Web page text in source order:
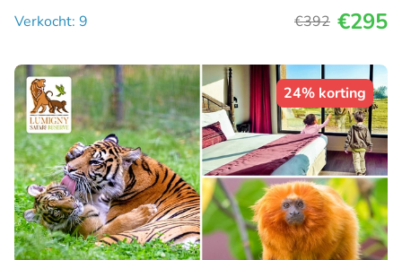
Verkocht: 9
€392 €295
24% korting